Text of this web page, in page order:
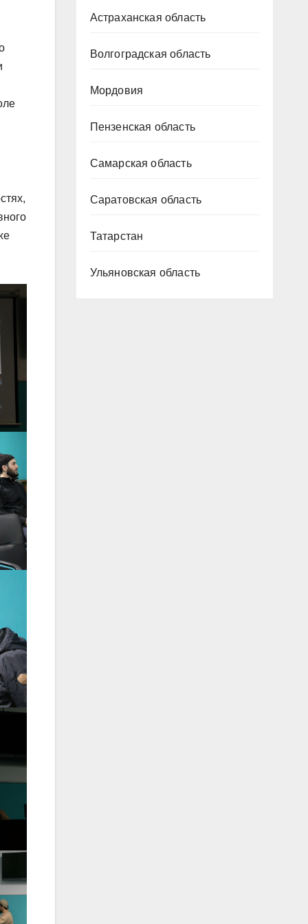
Астраханская область
Волгоградская область
Мордовия
Пензенская область
Самарская область
Саратовская область
Татарстан
Ульяновская область